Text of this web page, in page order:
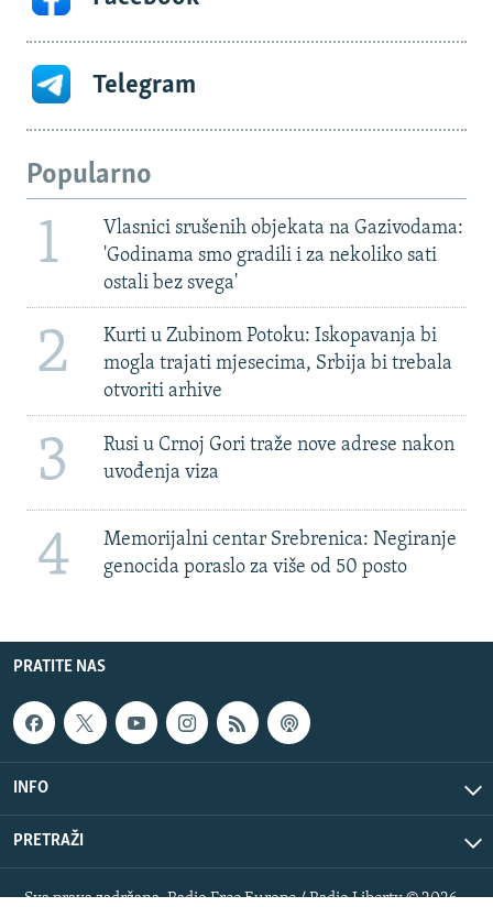
Telegram
Popularno
1
Vlasnici srušenih objekata na Gazivodama:
'Godinama smo gradili i za nekoliko sati
ostali bez svega'
2
Kurti u Zubinom Potoku: Iskopavanja bi
mogla trajati mjesecima, Srbija bi trebala
otvoriti arhive
3
Rusi u Crnoj Gori traže nove adrese nakon
uvođenja viza
4
Memorijalni centar Srebrenica: Negiranje
genocida poraslo za više od 50 posto
PRATITE NAS
INFO
PRETRAŽI
Sva prava zadržana. Radio Free Europe / Radio Liberty © 2026